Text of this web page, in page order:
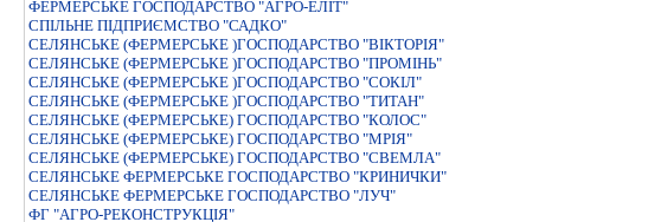
ФЕРМЕРСЬКЕ ГОСПОДАРСТВО "АГРО-ЕЛIТ"
СПIЛЬНЕ ПIДПРИЄМСТВО "САДКО"
СЕЛЯНСЬКЕ (ФЕРМЕРСЬКЕ )ГОСПОДАРСТВО "ВIКТОРIЯ"
СЕЛЯНСЬКЕ (ФЕРМЕРСЬКЕ )ГОСПОДАРСТВО "ПРОМIНЬ"
СЕЛЯНСЬКЕ (ФЕРМЕРСЬКЕ )ГОСПОДАРСТВО "СОКIЛ"
СЕЛЯНСЬКЕ (ФЕРМЕРСЬКЕ )ГОСПОДАРСТВО "ТИТАН"
СЕЛЯНСЬКЕ (ФЕРМЕРСЬКЕ) ГОСПОДАРСТВО "КОЛОС"
СЕЛЯНСЬКЕ (ФЕРМЕРСЬКЕ) ГОСПОДАРСТВО "МРIЯ"
СЕЛЯНСЬКЕ (ФЕРМЕРСЬКЕ) ГОСПОДАРСТВО "СВЕМЛА"
СЕЛЯНСЬКЕ ФЕРМЕРСЬКЕ ГОСПОДАРСТВО "КРИНИЧКИ"
СЕЛЯНСЬКЕ ФЕРМЕРСЬКЕ ГОСПОДАРСТВО "ЛУЧ"
ФГ "АГРО-РЕКОНСТРУКЦІЯ"